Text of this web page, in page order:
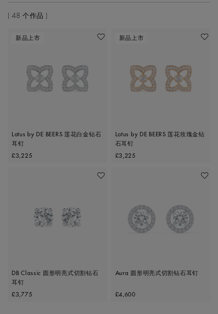
排序方式
48 个作品
新品上市 收藏作品
Lotus by DE BEERS 莲花白金钻石
耳钉
Original price
£3,225
新品上市 收藏作
Lotus by DE BEERS 莲花玫瑰金钻
石耳钉
Original price
£3,225
收藏作品
DB Classic 圆形明亮式切割钻石
耳钉
Original price
£3,775
收藏作
Aura 圆形明亮式切割钻石耳钉
Original price
£4,600